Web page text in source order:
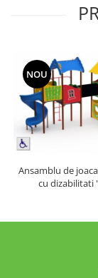
NOU
Ansamblu de
cu dizabilitati